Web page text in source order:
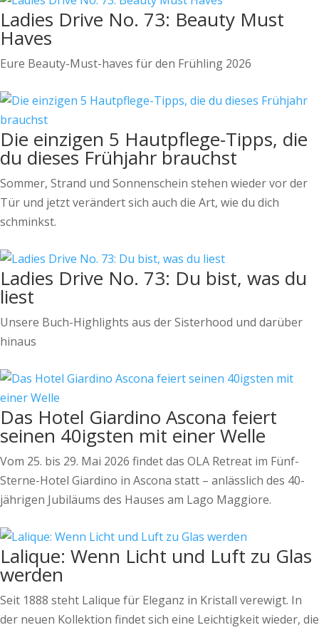
Ladies Drive No. 73: Beauty Must
Haves
Eure Beauty-Must-haves für den Frühling 2026
Die einzigen 5 Hautpflege-Tipps, die
du dieses Frühjahr brauchst
Sommer, Strand und Sonnenschein stehen wieder vor der
Tür und jetzt verändert sich auch die Art, wie du dich
schminkst.
Ladies Drive No. 73: Du bist, was du
liest
Unsere Buch-Highlights aus der Sisterhood und darüber
hinaus
Das Hotel Giardino Ascona feiert
seinen 40igsten mit einer Welle
Vom 25. bis 29. Mai 2026 findet das OLA Retreat im Fünf-
Sterne-Hotel Giardino in Ascona statt – anlässlich des 40-
jährigen Jubiläums des Hauses am Lago Maggiore.
Lalique: Wenn Licht und Luft zu Glas
werden
Seit 1888 steht Lalique für Eleganz in Kristall verewigt. In
der neuen Kollektion findet sich eine Leichtigkeit wieder, die